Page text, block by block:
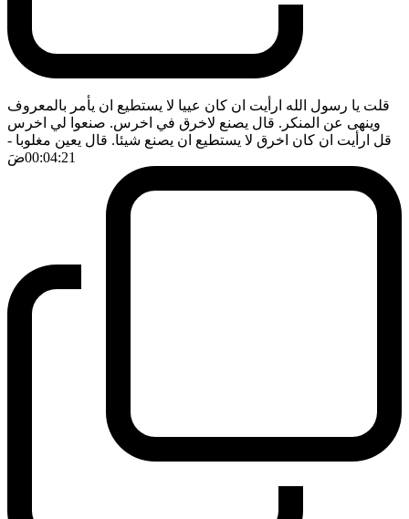
قلت يا رسول الله ارأيت ان كان عييا لا يستطيع ان يأمر بالمعروف
وينهى عن المنكر. قال يصنع لاخرق في اخرس. صنعوا لي اخرس
قل ارأيت ان كان اخرق لا يستطيع ان يصنع شيئا. قال يعين مغلوبا -
00:04:21ضَ